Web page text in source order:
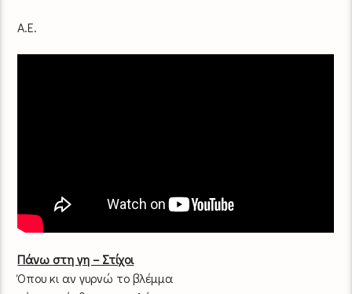
A.E.
Πάνω στη γη – Στίχοι
Όπου κι αν γυρνώ το βλέμμα